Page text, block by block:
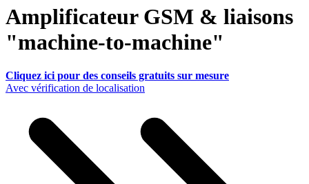
Amplificateur GSM & liaisons
"machine-to-machine"
Cliquez ici pour des conseils gratuits sur mesure
Avec vérification de localisation